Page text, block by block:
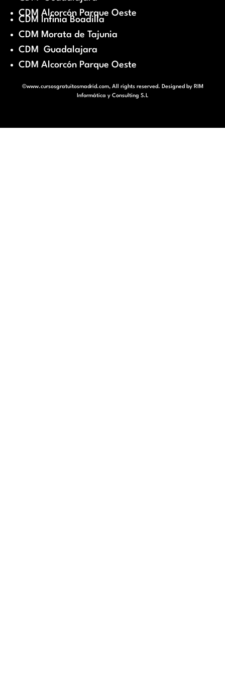
CDM Alcorcón Parque Oeste
CDM Infinia Boadilla
CDM Morata de Tajunia
CDM Guadalajara
CDM Alcorcón Parque Oeste
©www.cursosgratuitosmadrid.com, All rights reserved. Designed by RIM
Informática y Consulting S.L